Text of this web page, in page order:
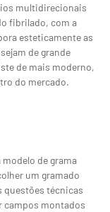
multidirecionais
fibrilado, com a
esteticamente as
de grande
de mais moderno,
do mercado.
de grama
um gramado
questões técnicas
campos montados